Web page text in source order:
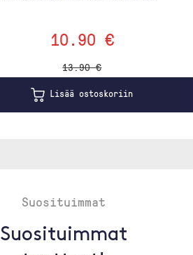
10.90 €
13.90 €
Lisää ostoskoriin
Suosituimmat
Suosituimmat